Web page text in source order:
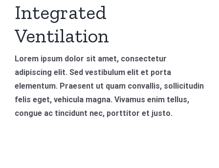
Integrated
Ventilation
Lorem ipsum dolor sit amet, consectetur
adipiscing elit. Sed vestibulum elit et porta
elementum. Praesent ut quam convallis, sollicitudin
felis eget, vehicula magna. Vivamus enim tellus,
congue ac tincidunt nec, porttitor et justo.